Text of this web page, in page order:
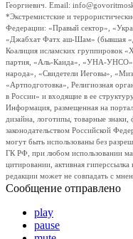
Георгиевич. Email:
*Экстремистские и
Федерации: «Правый сектор»,
«Джабхат Фатх аш-Шам» (бывшая
Коалиция исламских группировок
партия, «Аль-Каида», «УНА-УНСО»,
народа», «Свидетели Иеговы»,
«Артподготовка», Религиозная
в России» и входящие в ее
Информация, размещенная на
дизайна, логотипы, товарные
законодательством Российской
могут быть использованы без
ГК РФ, при любом использовании
цитировании, активная
редакции может не совпадать с
Сообщение отправлено
play
pause